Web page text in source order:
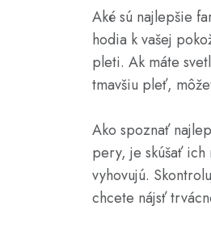
Aké sú najlepšie
hodia k vašej
pleti. Ak máte
tmavšiu pleť,
Ako spoznať
pery, je skúšať ich
vyhovujú.
chcete nájsť